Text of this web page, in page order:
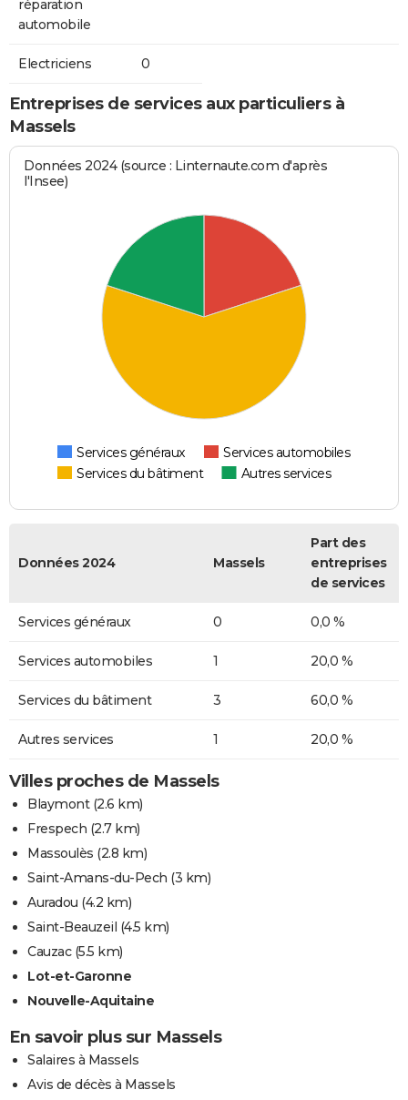
réparation
automobile
Electriciens 0
Entreprises de services aux particuliers à
Massels
Données 2024 (source : Linternaute.com d'après
l'Insee)
Services généraux
Services automobiles
Services du bâtiment
Autres services
Données 2024 Massels
Part des
entreprises
de services
Services généraux 0 0,0 %
Services automobiles 1 20,0 %
Services du bâtiment 3 60,0 %
Autres services 1 20,0 %
Villes proches de Massels
Blaymont(2.6 km)
Frespech (2.7 km)
Massoulès (2.8 km)
Saint-Amans-du-Pech (3 km)
Auradou (4.2 km)
Saint-Beauzeil (4.5 km)
Cauzac(5.5 km)
Lot-et-Garonne
Nouvelle-Aquitaine
En savoir plus sur Massels
Salaires à Massels
Avis de décès à Massels